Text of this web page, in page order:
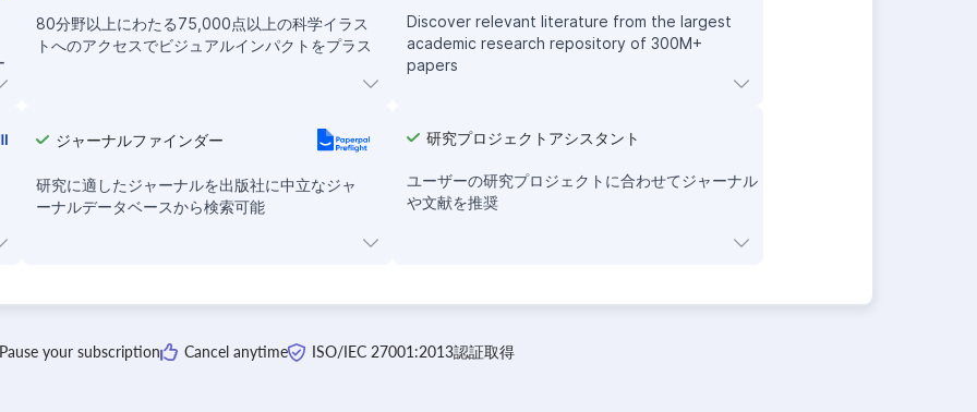
80分野以上にわたる75,000点以上の科学イラス
トへのアクセスでビジュアルインパクトをプラス
Discover relevant literature from the largest
academic research repository of 300M+
papers
ジャーナルファインダー
研究に適したジャーナルを出版社に中立なジャ
ーナルデータベースから検索可能
研究プロジェクトアシスタント
ユーザーの研究プロジェクトに合わせてジャーナル
や文献を推奨
your subscription Cancel anytime ISO/IEC 27001:2013認証取得